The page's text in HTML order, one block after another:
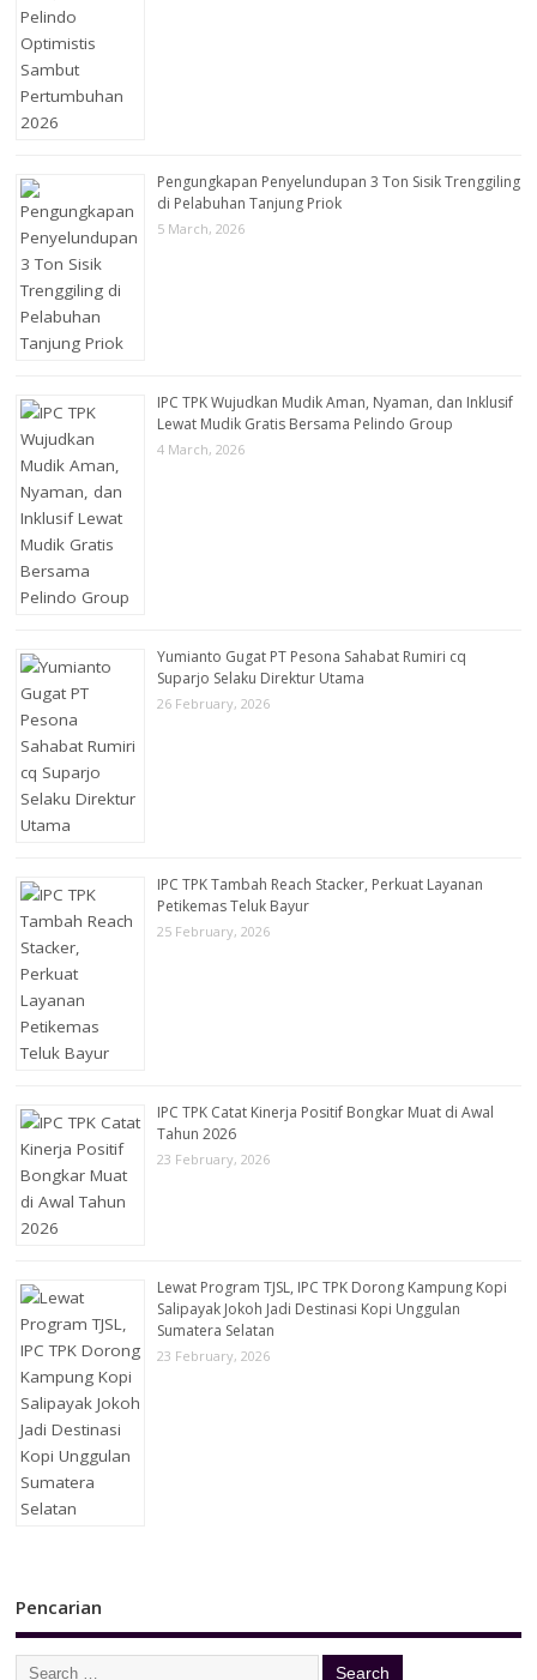
Pengungkapan Penyelundupan 3 Ton Sisik Trenggiling
di Pelabuhan Tanjung Priok
5 March, 2026
IPC TPK Wujudkan Mudik Aman, Nyaman, dan Inklusif
Lewat Mudik Gratis Bersama Pelindo Group
4 March, 2026
Yumianto Gugat PT Pesona Sahabat Rumiri cq
Suparjo Selaku Direktur Utama
26 February, 2026
IPC TPK Tambah Reach Stacker, Perkuat Layanan
Petikemas Teluk Bayur
25 February, 2026
IPC TPK Catat Kinerja Positif Bongkar Muat di Awal
Tahun 2026
23 February, 2026
Lewat Program TJSL, IPC TPK Dorong Kampung Kopi
Salipayak Jokoh Jadi Destinasi Kopi Unggulan
Sumatera Selatan
23 February, 2026
Pencarian